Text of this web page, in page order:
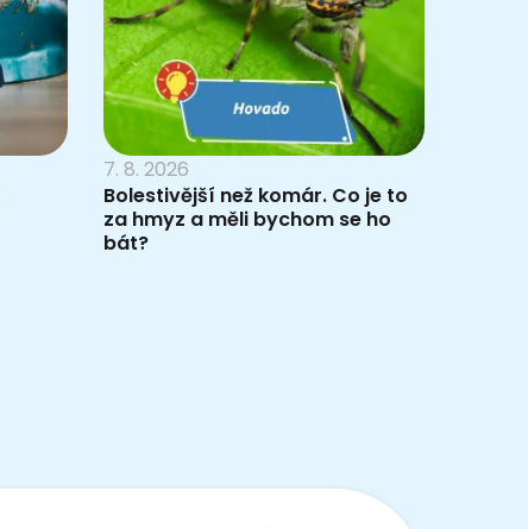
7. 8. 2026
Bolestivější než komár. Co je to
za hmyz a měli bychom se ho
bát?